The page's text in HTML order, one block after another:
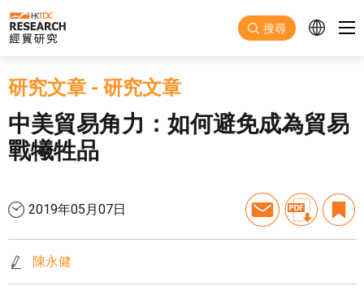
跳至主要內容
搜尋
研究文章 - 研究文章
中美貿易角力：如何避免成為貿易
戰犧牲品
2019年05月07日
陳永健